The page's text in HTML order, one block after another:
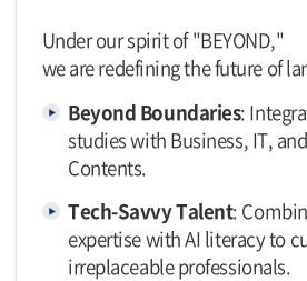
Under our spirit of "BEYOND,"
we are redefining the future of
Beyond Boundaries:
studies with Business, IT,
Contents.
Tech-Savvy Talent:
expertise with AI literacy to
irreplaceable professionals.